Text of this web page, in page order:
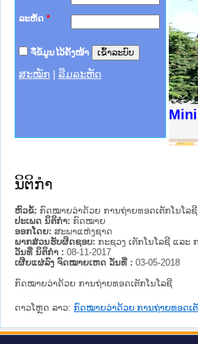
ລະຫັດ *
ຈື່ຂໍ້ມູນໄວ້ຄັ້ງໜ້າ
ສະໝັກ ລືມລະຫັດ
າຊົນ ພາກເໜືອ
ການ
ກາງ
ໃຕ້
ຕຳຫຼວດປະຊາຊົນ
ສັນຕິບານປະຊາຊົນ
ກເໜືອ
າຊົນ ພາກກາງ
ນິຕິກໍາ
ຫົວຂໍ້: ກົດໝາຍວ່າດ້ວຍ ການຖ່າຍທອດເຕັກໂນໂລຊີ
ປະເພດ ນິຕິກໍາ: ກົດໝາຍ
ອອກໂດຍ: ສະພາແຫ່ງຊາດ
ພາກສ່ວນຮັບຜິດຊອບ: ກະຊວງ ເຕັກໂນໂລຊີ ແລະ
ວັນທີ່ ນິຕິກໍາ : 08-11-2017
ເຜີຍແຜ່ລົງ ຈົດໝາຍເຫດ ວັນທີ່ : 03-05-2018
ກົດໝາຍວ່າດ້ວຍ ການຖ່າຍທອດເຕັກໂນໂລຊີ
ດາວໂຫຼດ ລາວ: ກົດໝາຍວ່າດ້ວຍ ການຖ່າຍທອດເ